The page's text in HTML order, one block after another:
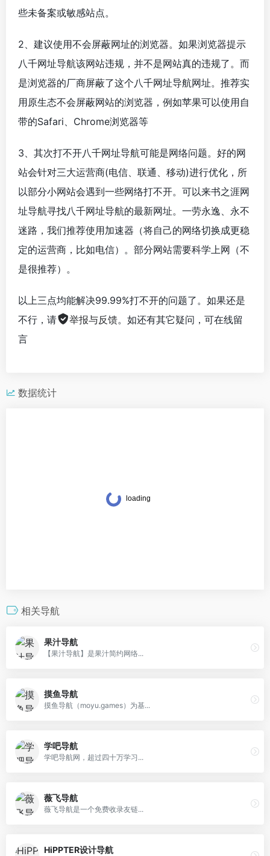
些未备案或敏感站点。
2、建议使用不会屏蔽网址的浏览器。如果浏览器提示
八千网址导航该网站违规，并不是网站真的违规了。而
是浏览器的厂商屏蔽了这个八千网址导航网址。推荐实
用原生态不会屏蔽网站的浏览器，例如苹果可以使用自
带的Safari、Chrome浏览器等
3、其次打不开八千网址导航可能是网络问题。好的网
站会针对三大运营商(电信、联通、移动)进行优化，所
以部分小网站会遇到一些网络打不开。可以来书之涯网
址导航寻找八千网址导航的最新网址。一劳永逸、永不
迷路，我们推荐使用加速器（将自己的网络切换成更稳
定的运营商，比如电信）。部分网站需要科学上网（不
是很推荐）。
以上三点均能解决99.99%打不开的问题了。如果还是
不行，请
举报与反馈。如还有其它疑问，可在线留
言
数据统计
相关导航
果汁导航
【果汁导航】是果汁简约网络...
摸鱼导航
摸鱼导航（moyu.games）为基...
学吧导航
学吧导航网，超过四十万学习...
薇飞导航
薇飞导航是一个免费收录友链...
HiPPTER设计导航